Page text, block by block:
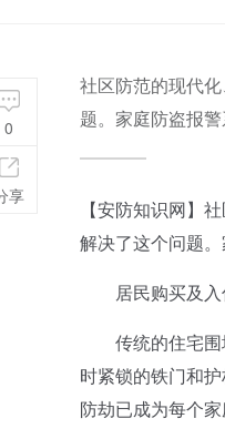
社区防范的现代
题。家庭防盗报
【安防知识网】
解决了这个问题
居民购买及入
传统的住宅围
时紧锁的铁门和
防劫已成为每个
0
享